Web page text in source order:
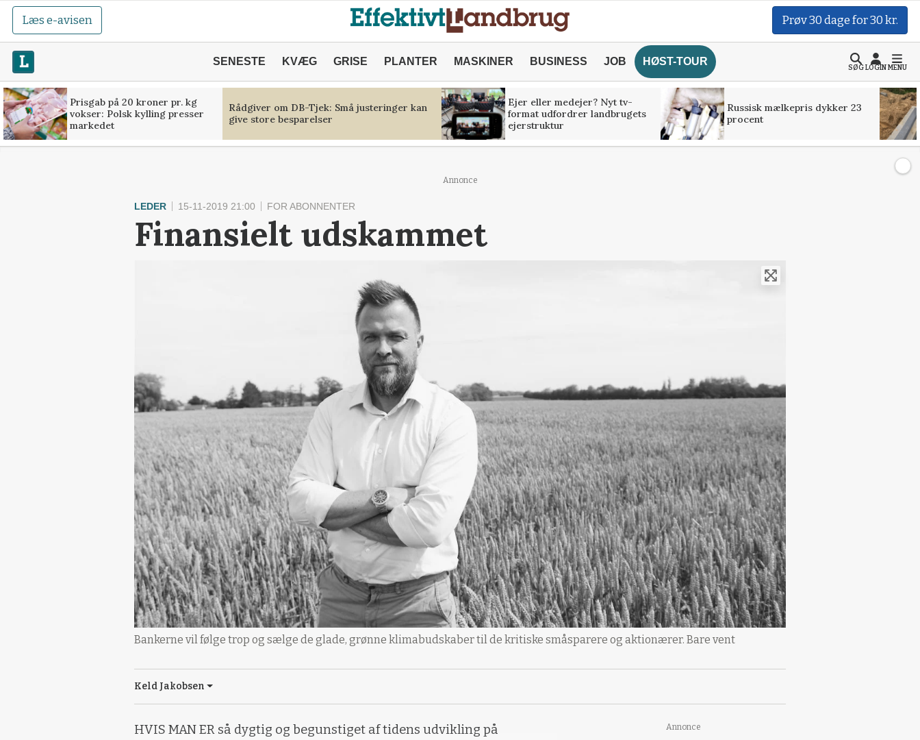
Læs e-avisen Prøv 30 dage for 30 kr.
SENESTE KVÆG GRISE PLANTER MASKINER BUSINESS JOB HØST-TOUR
SØGLOGINMENU
Prisgab på 20 kroner pr. kg
vokser: Polsk kylling presser
markedet
Rådgiver om DB-Tjek: Små justeringer kan
give store besparelser
Ejer eller medejer? Nyt tv-
format udfordrer landbrugets
ejerstruktur
Russisk mælkepris dykker 23
procent
Annonce
LEDER 15-11-2019 21:00 FOR ABONNENTER
Finansielt udskammet
Bankerne vil følge trop og sælge de glade, grønne klimabudskaber til de kritiske småsparere og aktionærer. Bare vent
Keld Jakobsen
HVIS MAN ER så dygtig og begunstiget af tidens udvikling på
Annonce